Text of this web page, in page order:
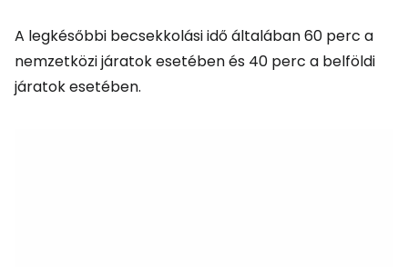
A legkésőbbi becsekkolási idő általában 60 perc a
nemzetközi járatok esetében és 40 perc a belföldi
járatok esetében.